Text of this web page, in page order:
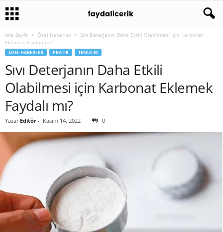
Ana Sayfa Özel Haberler
Sıvı Deterjanın Daha Etkili Olabilmesi için Karbonat
Eklemek Faydalı mı?
ÖZEL HABERLER PRATIK TEMIZLIK
Sıvı Deterjanın Daha Etkili
Olabilmesi için Karbonat Eklemek
Faydalı mı?
Yazar Editör - Kasım 14, 2022 0